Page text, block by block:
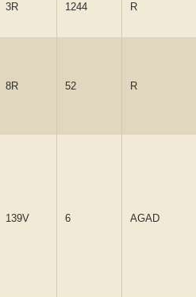
3R 1244 R
8R 52 R
139V 6 AGAD